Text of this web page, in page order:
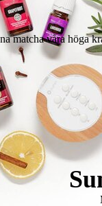
matcha våra höga